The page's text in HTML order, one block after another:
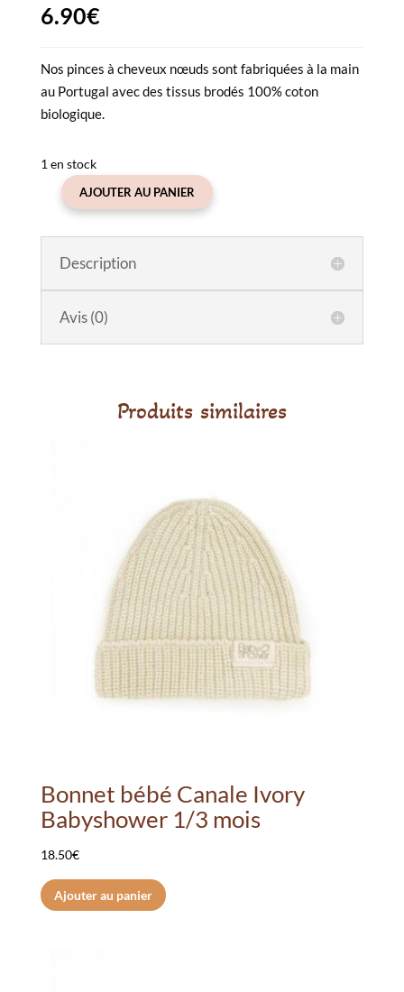
6.90€
Nos pinces à cheveux nœuds sont fabriquées à la main
au Portugal avec des tissus brodés 100% coton
biologique.
1 en stock
quantité
cheveux
noeud
AJOUTER AU PANIER
Description
Avis (0)
Produits similaires
Bonnet bébé Canale Ivory
Babyshower 1/3 mois
18.50€
Ajouter au panier